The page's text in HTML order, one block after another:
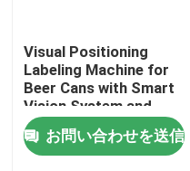
品質管理
私達に連絡しなさい
Visual Positioning
Labeling Machine for
Beer Cans with Smart
Vision System and
High Speed (1200-
2400 Cans/Minute) for
Precision Placement
お問い合わせを送信